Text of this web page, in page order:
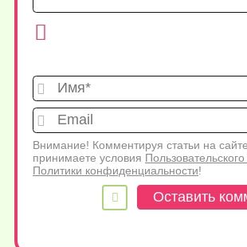
Внимание! Комментируя статьи на
принимаете условия
Политики конфиденциальности!